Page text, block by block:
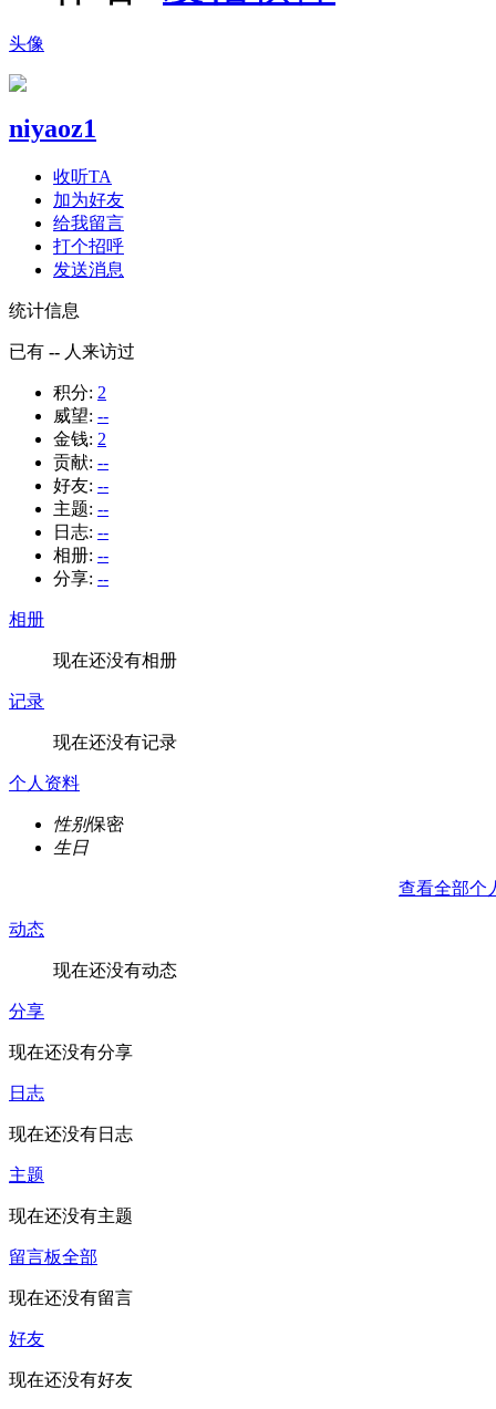
头像
niyaoz1
收听TA
加为好友
给我留言
打个招呼
发送消息
统计信息
已有 -- 人来访过
积分: 2
威望: --
金钱: 2
贡献: --
好友: --
主题: --
日志: --
相册: --
分享: --
相册
现在还没有相册
记录
现在还没有记录
个人资料
性别保密
生日
查看全部个
动态
现在还没有动态
分享
现在还没有分享
日志
现在还没有日志
主题
现在还没有主题
留言板全部
现在还没有留言
好友
现在还没有好友